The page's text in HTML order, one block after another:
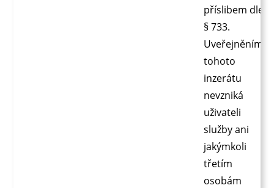
příslibem dle
§ 733.
Uveřejněním
tohoto
inzerátu
nevzniká
uživateli
služby ani
jakýmkoli
třetím
osobám